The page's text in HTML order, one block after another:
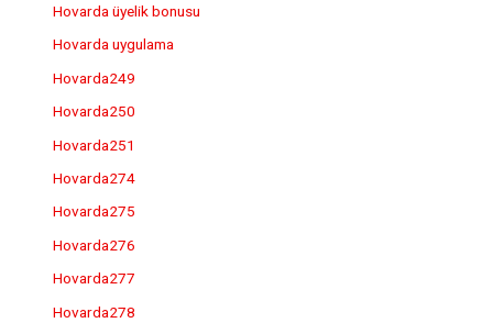
Hovarda üyelik bonusu
Hovarda uygulama
Hovarda249
Hovarda250
Hovarda251
Hovarda274
Hovarda275
Hovarda276
Hovarda277
Hovarda278